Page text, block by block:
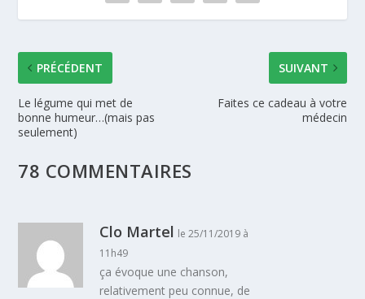
PRÉCÉDENT
Le légume qui met de
bonne humeur…(mais pas
seulement)
SUIVANT
Faites ce cadeau à votre
médecin
78 COMMENTAIRES
Clo Martel le 25/11/2019 à
11h49
ça évoque une chanson,
relativement peu connue, de